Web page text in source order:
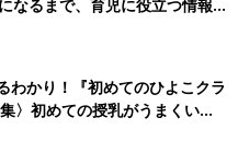
るまで、育児に役立つ情報が
わかり！『初めてのひよこクラ
〉初めての授乳がうまくい
の基本と夏のトラブル 解決テ